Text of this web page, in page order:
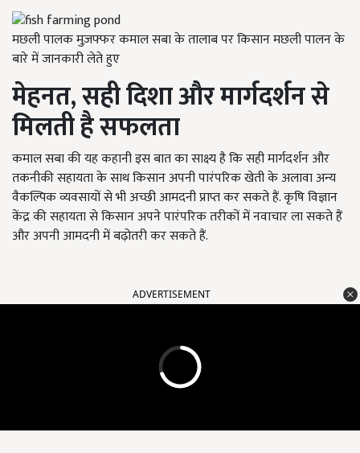
मछली पालक मुज़फ्फर कमाल सबा के तालाब पर किसान मछली पालन के
बारे में जानकारी लेते हुए
मेहनत,सही दिशा और मार्गदर्शन से
मिलती है सफलता
कमाल सबा की यह कहानी इस बात का साक्ष्य है कि सही मार्गदर्शन और
तकनीकी सहायता के साथ किसान अपनी पारंपरिक खेती के अलावा अन्य
वैकल्पिक व्यवसायों से भी अच्छी आमदनी प्राप्त कर सकते हैं. कृषि विज्ञान
केंद्र की सहायता से किसान अपने पारंपरिक तरीकों में नवाचार ला सकते हैं
और अपनी आमदनी में बढ़ोतरी कर सकते हैं.
ADVERTISEMENT